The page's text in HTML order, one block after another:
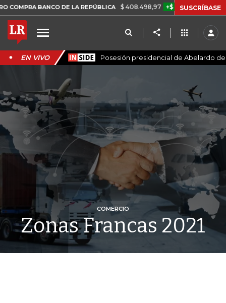
DE LA REPÚBLICA $ 408.498,97 +$ 8.753,81 +2,19% TASA
SUSCRÍBASE
EN VIVO Posesión presidencial de Abelardo de
COMERCIO
Zonas Francas 2021